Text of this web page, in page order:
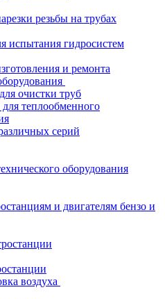
резьбы на трубах
испытания гидросистем
и ремонта
очистки труб
теплообменного
серий
оборудования
и двигателям бензо и
воздуха